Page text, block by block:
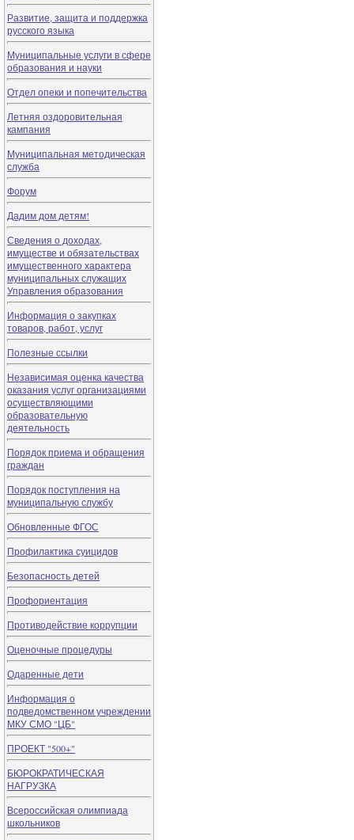
Развитие, защита и поддержка
русского языка
Муниципальные услуги в сфере
образования и науки
Отдел опеки и попечительства
Летняя оздоровительная
кампания
Муниципальная методическая
служба
Форум
Дадим дом детям!
Сведения о доходах,
имуществе и обязательствах
имущественного характера
муниципальных служащих
Управления образования
Информация о закупках
товаров, работ, услуг
Полезные ссылки
Независимая оценка качества
оказания услуг организациями
осуществляющими
образовательную
деятельность
Порядок приема и обращения
граждан
Порядок поступления на
муниципальную службу
Обновленные ФГОС
Профилактика суицидов
Безопасность детей
Профориентация
Противодействие коррупции
Оценочные процедуры
Одаренные дети
Информация о
подведомственном учреждении
МКУ СМО "ЦБ"
ПРОЕКТ "500+"
БЮРОКРАТИЧЕСКАЯ
НАГРУЗКА
Всероссийская олимпиада
школьников